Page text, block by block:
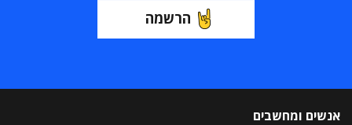
הרשמה
אנשים ומחשבים